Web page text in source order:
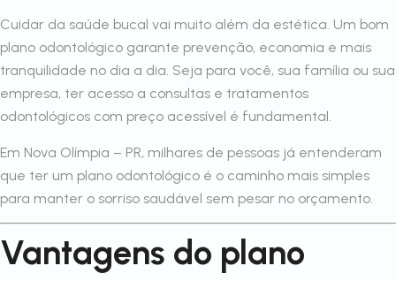
Cuidar da saúde bucal vai muito além da estética. Um bom
plano odontológico garante prevenção, economia e mais
tranquilidade no dia a dia. Seja para você, sua família ou sua
empresa, ter acesso a consultas e tratamentos
odontológicos com preço acessível é fundamental.
Em Nova Olímpia – PR, milhares de pessoas já entenderam
que ter um plano odontológico é o caminho mais simples
para manter o sorriso saudável sem pesar no orçamento.
Vantagens do plano